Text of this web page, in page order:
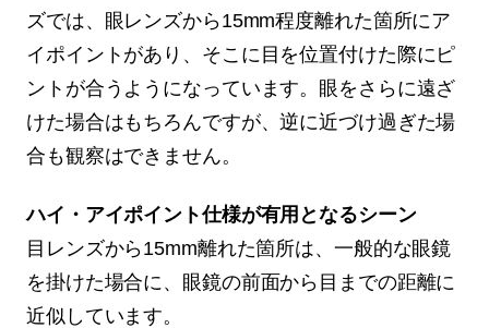
ズでは、眼レンズから15mm程度離れた箇所にア
イポイントがあり、そこに目を位置付けた際にピ
ントが合うようになっています。眼をさらに遠ざ
けた場合はもちろんですが、逆に近づけ過ぎた場
合も観察はできません。
ハイ・アイポイント仕様が有用となるシーン
目レンズから15mm離れた箇所は、一般的な眼鏡
を掛けた場合に、眼鏡の前面から目までの距離に
近似しています。